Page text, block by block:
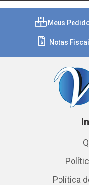
Meus
Notas
Política